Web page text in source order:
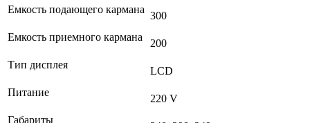
Емкость подающего кармана
300
Емкость приемного кармана
200
Тип дисплея
LCD
Питание
220 V
Габариты